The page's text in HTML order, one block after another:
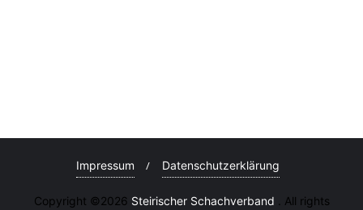
Impressum Datenschutzerklärung
Copyright ©2026 Steirischer Schachverband . All rights